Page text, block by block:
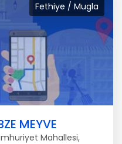
Fethiye / Mugla
MEYVE
Mahallesi,